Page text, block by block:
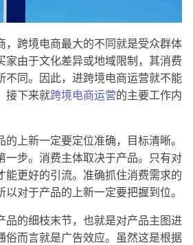
，跨境电商最大的不同就是受众群体
家由于文化差异或地域限制，其消费
不同。因此，进跨境电商运营就不能
接下来就跨境电商运营的主要工作内
上新一定要定位准确，目标清晰。
一步。消费主体取决于产品。只有对
能更好的引流。准确抓住消费需求的
对于产品的上新一定要把握到位。
品的细枝末节，也就是对产品主图进
俗而言就是广告效应。虽然这是根据